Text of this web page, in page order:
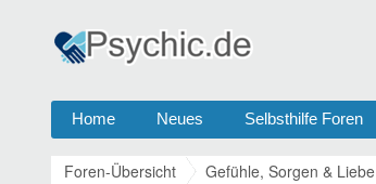
Home Neues Selbsthilfe Foren
Foren-Übersicht Gefühle, Sorgen & Liebe